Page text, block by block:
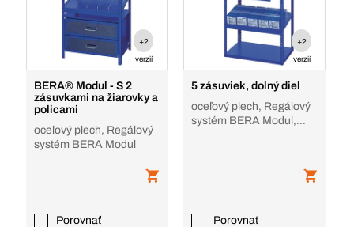
+2
verzií
BERA® Modul - S 2
zásuvkami na žiarovky a
policami
oceľový plech, Regálový
systém BERA Modul
Porovnať
+2
verzií
5 zásuviek, dolný diel
oceľový plech, Regálový
systém BERA Modul,
Porovnať